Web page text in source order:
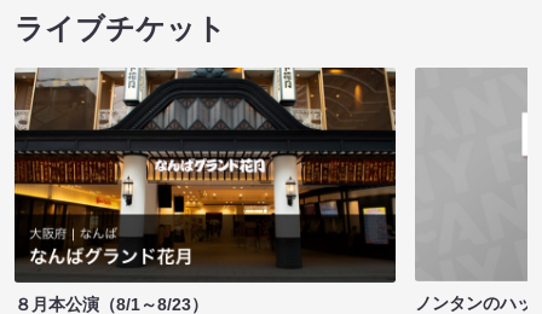
ライブチケット
８月本公演（8/1～8/23）
ノンタンのハッ